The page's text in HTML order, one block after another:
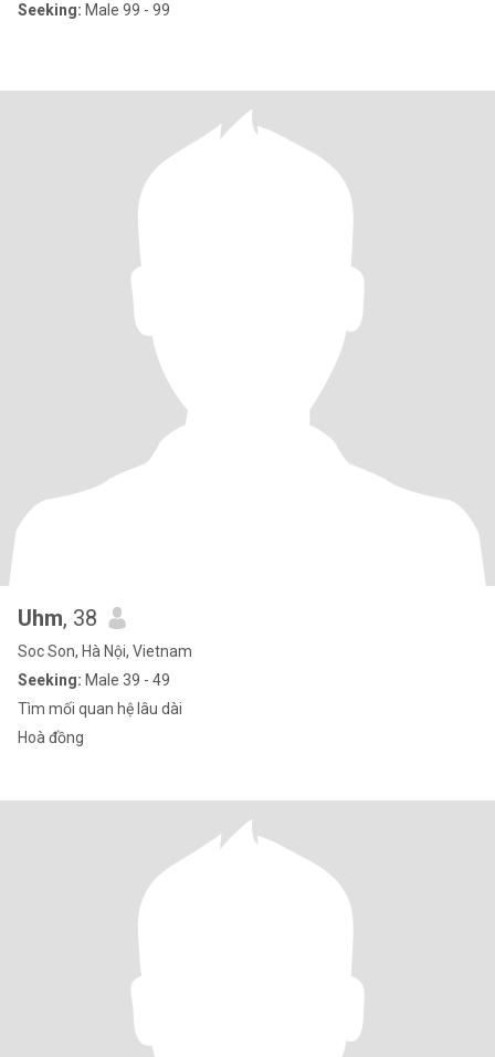
Seeking: Male 99 - 99
Uhm, 38
Soc Son, Hà Nội, Vietnam
Seeking: Male 39 - 49
Tìm mối quan hệ lâu dài
Hoà đồng